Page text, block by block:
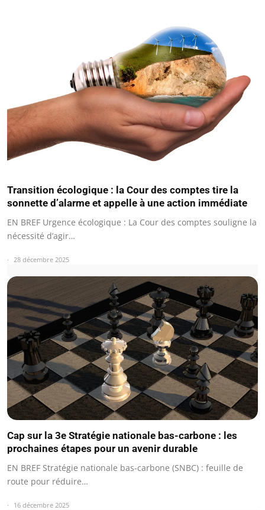
Transition écologique : la Cour des comptes tire la
sonnette d’alarme et appelle à une action immédiate
EN BREF Urgence écologique : La Cour des comptes souligne la
nécessité d’agir…
28 décembre 2025
Cap sur la 3e Stratégie nationale bas-carbone : les
prochaines étapes pour un avenir durable
EN BREF Stratégie nationale bas-carbone (SNBC) : feuille de
route pour réduire…
16 décembre 2025